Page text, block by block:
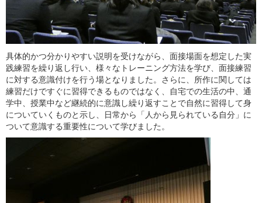
具体的かつ分かりやすい説明を受けながら、面接場面を想定した実
践練習を繰り返し行い、様々なトレーニング方法を学び、面接練習
に対する意識付けを行う場となりました。さらに、所作に関しては
練習だけですぐに習得できるものではなく、自宅での生活の中、通
学中、授業中など継続的に意識し繰り返すことで自然に習得して身
についていくものと示し、日常から「人から見られている自分」に
ついて意識する重要性について学びました。